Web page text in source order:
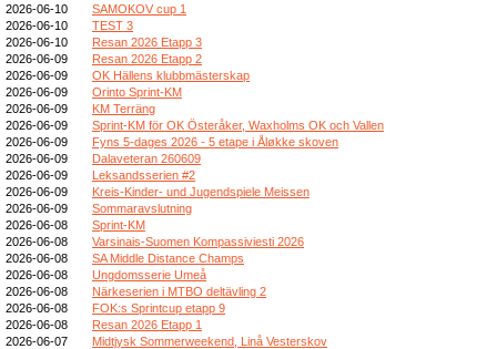
2026-06-10
SAMOKOV cup 1
2026-06-10
TEST 3
2026-06-10
Resan 2026 Etapp 3
2026-06-09
Resan 2026 Etapp 2
2026-06-09
OK Hällens klubbmästerskap
2026-06-09
Orinto Sprint-KM
2026-06-09
KM Terräng
2026-06-09
Sprint-KM för OK Österåker, Waxholms OK och Vallen
2026-06-09
Fyns 5-dages 2026 - 5 etape i Åløkke skoven
2026-06-09
Dalaveteran 260609
2026-06-09
Leksandsserien #2
2026-06-09
Kreis-Kinder- und Jugendspiele Meissen
2026-06-09
Sommaravslutning
2026-06-08
Sprint-KM
2026-06-08
Varsinais-Suomen Kompassiviesti 2026
2026-06-08
SA Middle Distance Champs
2026-06-08
Ungdomsserie Umeå
2026-06-08
Närkeserien i MTBO deltävling 2
2026-06-08
FOK:s Sprintcup etapp 9
2026-06-08
Resan 2026 Etapp 1
2026-06-07
Midtjysk Sommerweekend, Linå Vesterskov